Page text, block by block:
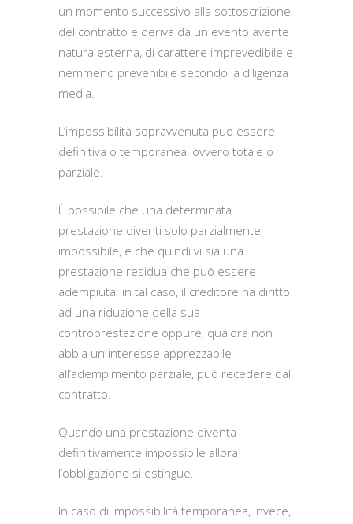
un momento successivo alla sottoscrizione
del contratto e deriva da un evento avente
natura esterna, di carattere imprevedibile e
nemmeno prevenibile secondo la diligenza
media.
L’impossibilità sopravvenuta può essere
definitiva o temporanea, ovvero totale o
parziale.
È possibile che una determinata
prestazione diventi solo parzialmente
impossibile, e che quindi vi sia una
prestazione residua che può essere
adempiuta: in tal caso, il creditore ha diritto
ad una riduzione della sua
controprestazione oppure, qualora non
abbia un interesse apprezzabile
all’adempimento parziale, può recedere dal
contratto.
Quando una prestazione diventa
definitivamente impossibile allora
l’obbligazione si estingue.
In caso di impossibilità temporanea, invece,